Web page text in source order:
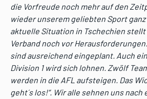
die Vorfreude noch mehr auf den
wieder unserem geliebten Sport
aktuelle Situation in Tschechien stellt
Verband noch vor
sind ausreichend eingeplant. Auch
Division 1 wird sich lohnen. Zwölf
werden in die AFL aufsteigen. Das
geht´s los!“. Wir alle sehnen uns